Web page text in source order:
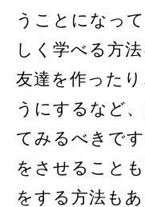
うことになっ
しく学べる方
友達を作った
うにするなど
てみるべきで
をさせること
をする方法も